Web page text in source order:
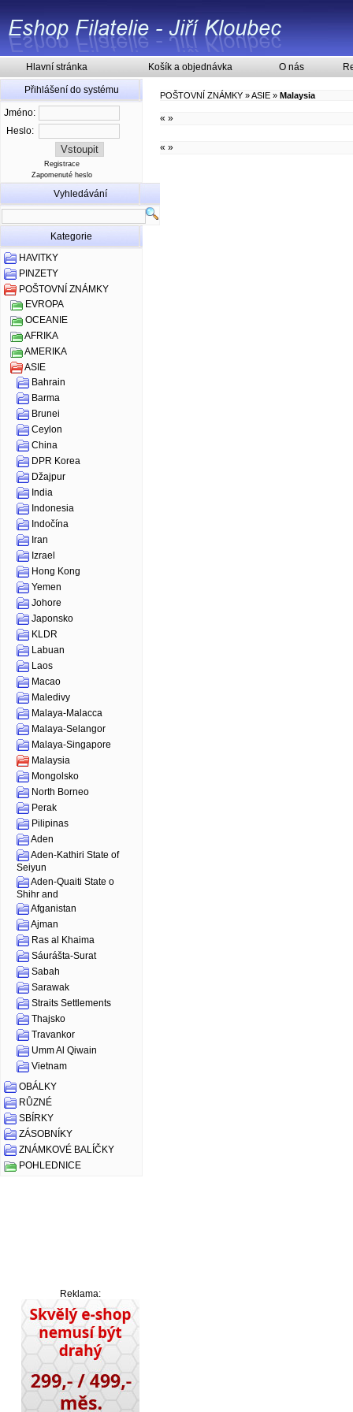
Hlavní stránka Košík a objednávka O nás
Přihlášení do systému
Jméno:
Heslo:
Registrace
Zapomenuté heslo
Vyhledávání
Kategorie
HAVITKY
PINZETY
POŠTOVNÍ ZNÁMKY
EVROPA
OCEANIE
AFRIKA
AMERIKA
ASIE
Bahrain
Barma
Brunei
Ceylon
China
DPR Korea
Džajpur
India
Indonesia
Indočína
Iran
Izrael
Hong Kong
Yemen
Johore
Japonsko
KLDR
Labuan
Laos
Macao
Maledivy
Malaya-Malacca
Malaya-Selangor
Malaya-Singapore
Malaysia
Mongolsko
North Borneo
Perak
Pilipinas
Aden
Aden-Kathiri State of
Seiyun
Aden-Quaiti State o
Shihr and
Afganistan
Ajman
Ras al Khaima
Sáurášta-Surat
Sabah
Sarawak
Straits Settlements
Thajsko
Travankor
Umm Al Qiwain
Vietnam
OBÁLKY
RŮZNÉ
SBÍRKY
ZÁSOBNÍKY
ZNÁMKOVÉ BALÍČKY
POHLEDNICE
Reklama:
POŠTOVNÍ ZNÁMKY »ASIE » Malaysia
« »
« »